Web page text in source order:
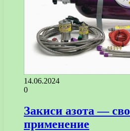
14.06.2024
0
Закиси азота —
применение